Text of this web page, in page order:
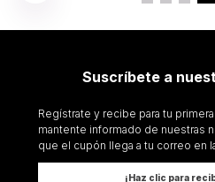
Suscríbete a
Regístrate y recibe para tu
mantente informado de nuestras
que el cupón llega a tu correo en
¡Haz clic para